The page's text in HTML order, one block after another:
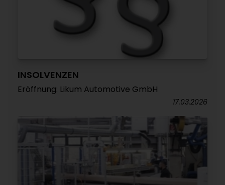
INSOLVENZEN
Eröffnung: Likum Automotive GmbH
17.03.2026